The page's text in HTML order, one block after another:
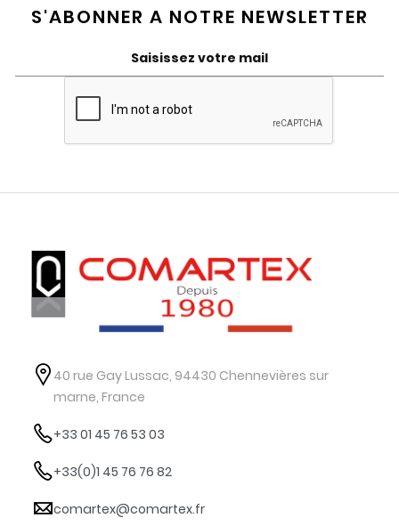
S'ABONNER A NOTRE NEWSLETTER
40 rue Gay Lussac, 94430 Chennevières sur
marne, France
+33 01 45 76 53 03
+33(0)1 45 76 76 82
comartex@comartex.fr